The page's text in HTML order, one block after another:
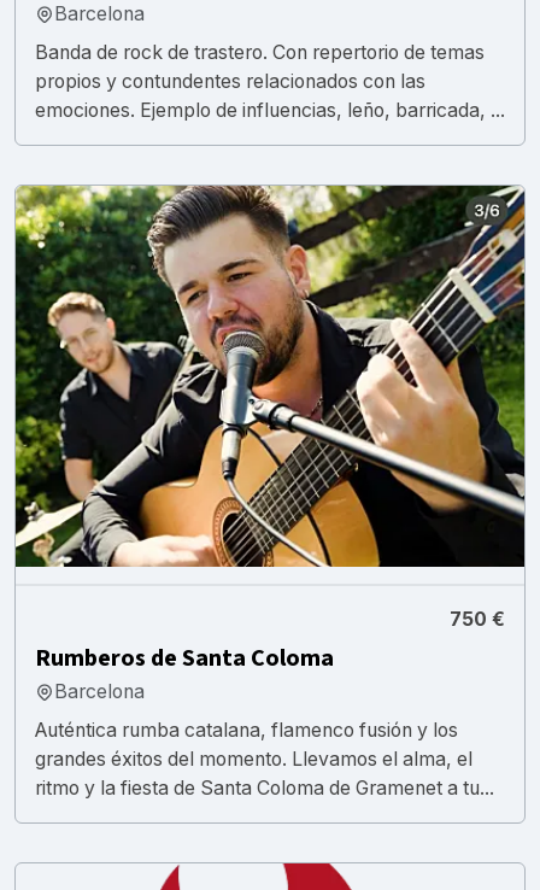
Barcelona
Banda de rock de trastero. Con repertorio de temas
propios y contundentes relacionados con las
emociones. Ejemplo de influencias, leño, barricada, ...
750 €
Rumberos de Santa Coloma
Barcelona
Auténtica rumba catalana, flamenco fusión y los
grandes éxitos del momento. Llevamos el alma, el
ritmo y la fiesta de Santa Coloma de Gramenet a tu...